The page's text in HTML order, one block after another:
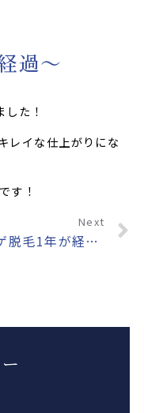
過〜
た！
レイな仕上がりにな
す！
Next
〜ヒゲ脱毛1年が経過〜